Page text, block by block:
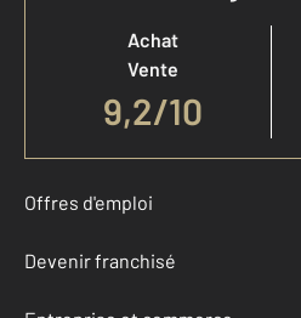
Achat
Vente
9,2/10
Offres d'emploi
Devenir franchisé